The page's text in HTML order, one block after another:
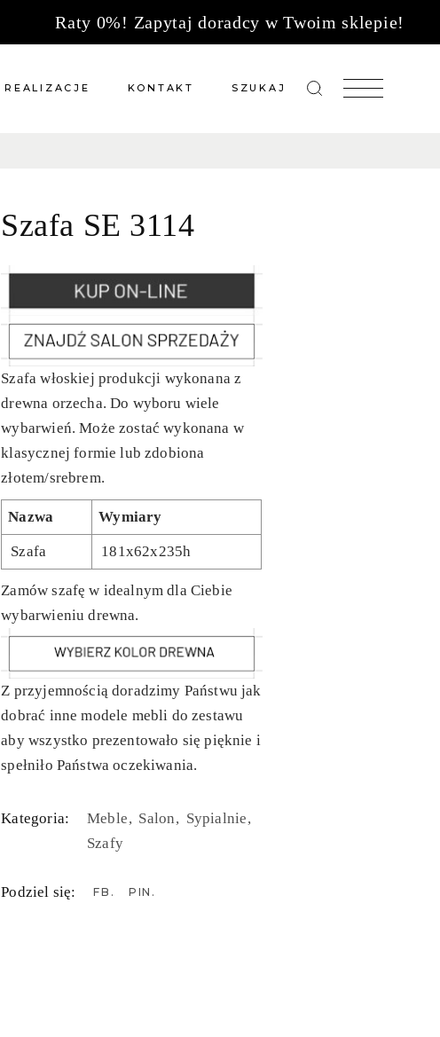
Raty 0%! Zapytaj doradcy w Twoim sklepie!
REALIZACJE KONTAKT
Kuchnie
SZUKAJ
Szafa SE 3114
Szafa włoskiej produkcji wykonana z
drewna orzecha. Do wyboru wiele
wybarwień. Może zostać wykonana w
klasycznej formie lub zdobiona
złotem/srebrem.
Nazwa Wymiary
Szafa 181x62x235h
Zamów szafę w idealnym dla Ciebie
wybarwieniu drewna.
Z przyjemnością doradzimy Państwu jak
dobrać inne modele mebli do zestawu
aby wszystko prezentowało się pięknie i
spełniło Państwa oczekiwania.
Kategoria: Meble Salon Sypialnie
Szafy
Podziel się: FB PIN